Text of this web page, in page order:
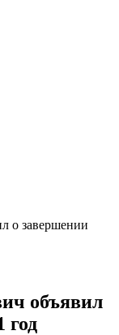
о завершении
объявил
год